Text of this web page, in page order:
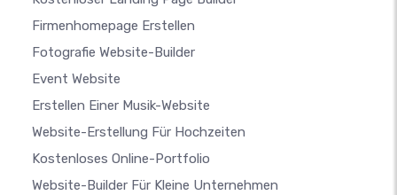
Firmenhomepage Erstellen
Fotografie Website-Builder
Event Website
Erstellen Einer Musik-Website
Website-Erstellung Für Hochzeiten
Kostenloses Online-Portfolio
Website-Builder Für Kleine Unternehmen